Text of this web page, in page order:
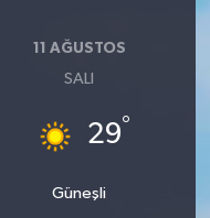
11 AĞUSTOS
SALI
29°
Güneşli